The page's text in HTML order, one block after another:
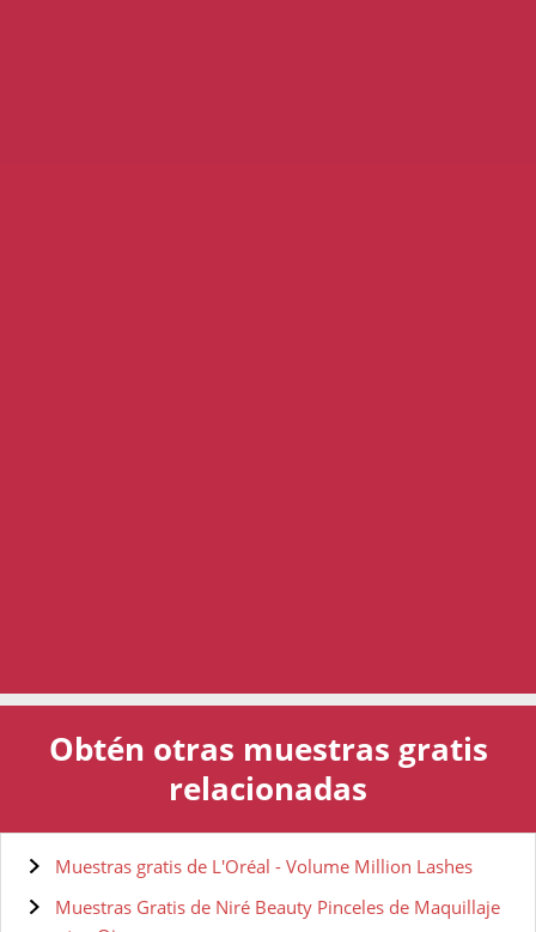
Obtén otras muestras gratis
relacionadas
Muestras gratis de L'Oréal - Volume Million Lashes
Muestras Gratis de Niré Beauty Pinceles de Maquillaje